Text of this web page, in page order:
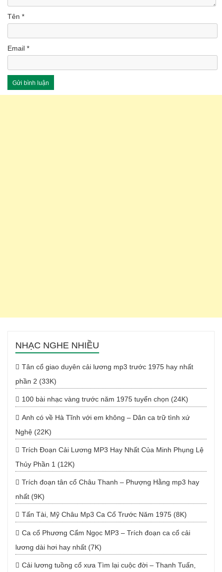
Tên *
Email *
NHẠC NGHE NHIỀU
Tân cổ giao duyên cải lương mp3 trước 1975 hay nhất
phần 2 (33K)
100 bài nhạc vàng trước năm 1975 tuyển chọn (24K)
Anh có về Hà Tĩnh với em không – Dân ca trữ tình xứ
Nghệ (22K)
Trích Đoạn Cải Lương MP3 Hay Nhất Của Minh Phụng Lệ
Thủy Phần 1 (12K)
Trích đoạn tân cổ Châu Thanh – Phượng Hằng mp3 hay
nhất (9K)
Tấn Tài, Mỹ Châu Mp3 Ca Cổ Trước Năm 1975 (8K)
Ca cổ Phương Cẩm Ngọc MP3 – Trích đoạn ca cổ cải
lương dài hơi hay nhất (7K)
Cải lương tuồng cổ xưa Tìm lại cuộc đời – Thanh Tuấn,